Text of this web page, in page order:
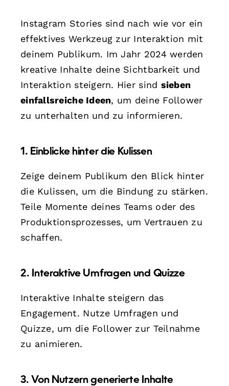
Instagram Stories sind nach wie vor ein
effektives Werkzeug zur Interaktion mit
deinem Publikum. Im Jahr 2024 werden
kreative Inhalte deine Sichtbarkeit und
Interaktion steigern. Hier sind sieben
einfallsreiche Ideen, um deine Follower
zu unterhalten und zu informieren.
1. Einblicke hinter die Kulissen
Zeige deinem Publikum den Blick hinter
die Kulissen, um die Bindung zu stärken.
Teile Momente deines Teams oder des
Produktionsprozesses, um Vertrauen zu
schaffen.
2. Interaktive Umfragen und Quizze
Interaktive Inhalte steigern das
Engagement. Nutze Umfragen und
Quizze, um die Follower zur Teilnahme
zu animieren.
3. Von Nutzern generierte Inhalte